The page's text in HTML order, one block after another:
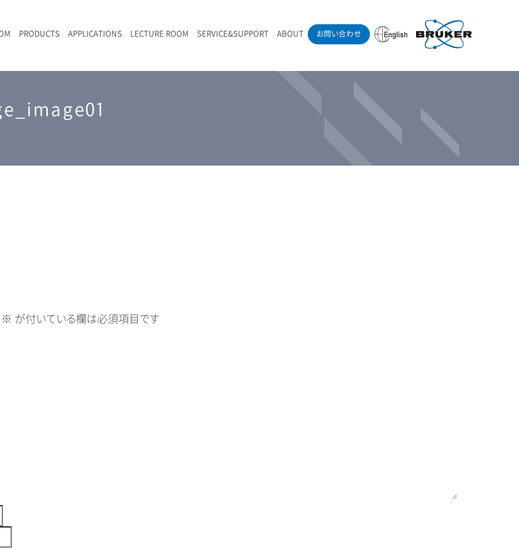
PRODUCTS
RAMANdrive | ウェハーステージ搭載ラマン顕微鏡
LIBcell charge | 充放電in-situラマン測定用セル
LIBcell | 不活性雰囲気ラマン測定用密閉容器
SK-11 | レーザースペックルキラー
APPLICATIONS
ポリマー（高分子）・樹脂
食品
LECTURE ROOM
オンラインセミナー
SERVICE&SUPPORT ABOUT
アクセス
お問い合わせ
※ が付いている欄は必須項目です